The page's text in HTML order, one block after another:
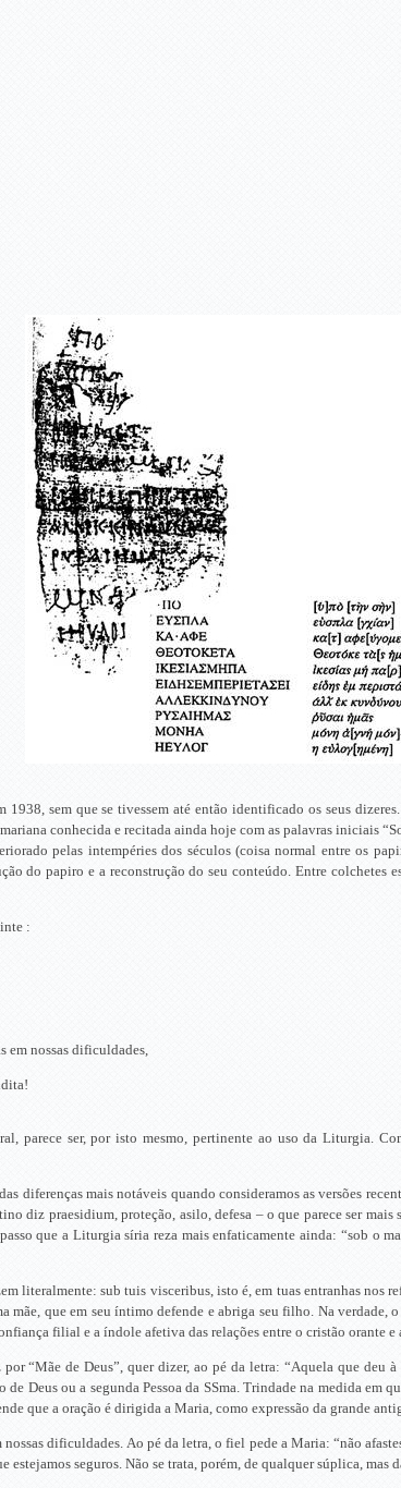
sem que se tivessem até então identificado os seus
conhecida e recitada ainda hoje com as palavras iniciais
pelas intempéries dos séculos (coisa normal entre os
do papiro e a reconstrução do seu conteúdo. Entre colchetes
:
em nossas dificuldades,
parece ser, por isto mesmo, pertinente ao uso da Liturgia.
diferenças mais notáveis quando consideramos as versões
diz praesidium, proteção, asilo, defesa – o que parece ser mais
que a Liturgia síria reza mais enfaticamente ainda: “sob o
literalmente: sub tuis visceribus, isto é, em tuas entranhas nos
mãe, que em seu íntimo defende e abriga seu filho. Na
filial e a índole afetiva das relações entre o cristão orante e
por “Mãe de Deus”, quer dizer, ao pé da letra: “Aquela que deu
Deus ou a segunda Pessoa da SSma. Trindade na medida em
que a oração é dirigida a Maria, como expressão da grande
dificuldades. Ao pé da letra, o fiel pede a Maria: “não
estejamos seguros. Não se trata, porém, de qualquer súplica, mas